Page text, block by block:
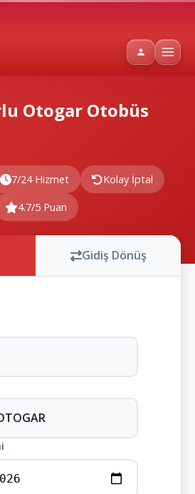
Otogar Otobüs
7/24 Hizmet Kolay İptal
4.7/5 Puan
Gidiş Dönüş